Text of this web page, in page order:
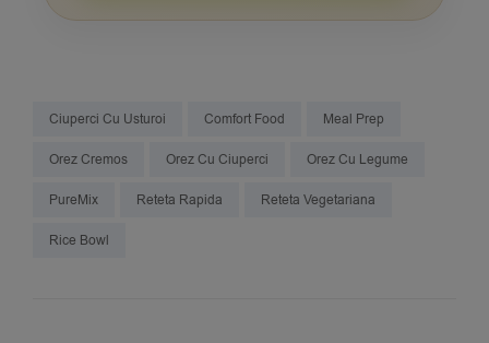
Ciuperci Cu Usturoi Comfort Food Meal Prep
Orez Cremos Orez Cu Ciuperci Orez Cu Legume
PureMix Reteta Rapida Reteta Vegetariana
Rice Bowl